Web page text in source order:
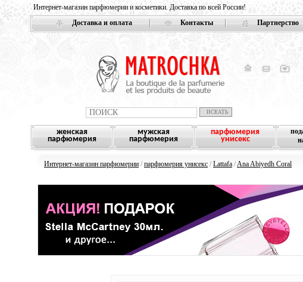
Интернет-магазин парфюмерии и косметики. Доставка по всей России!
Доставка и оплата
Контакты Партнерство
женская
парфюмерия
мужская
парфюмерия
парфюмерия
унисекс
Интернет-магазин парфюмерии /парфюмерия унисекс /Lattafa /Ana Abiyedh Coral